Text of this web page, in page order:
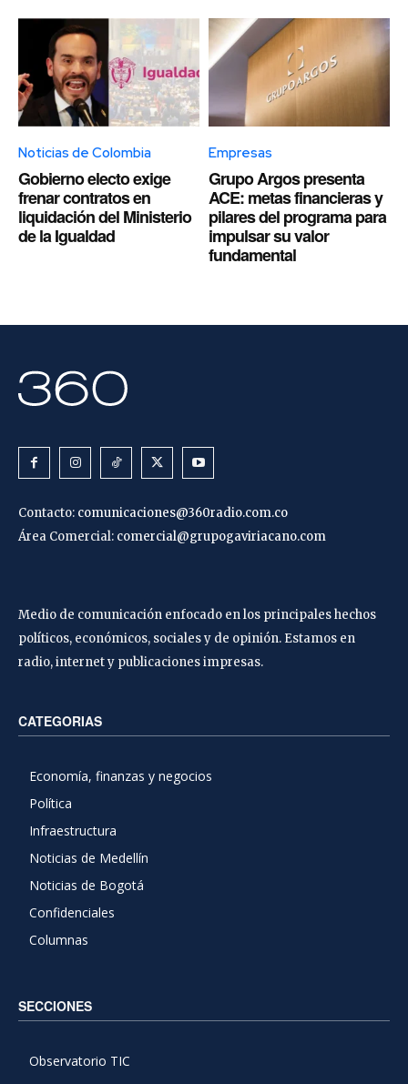
Noticias de Colombia
Gobierno electo exige
frenar contratos en
liquidación del Ministerio
de la Igualdad
Empresas
Grupo Argos presenta
ACE: metas financieras y
pilares del programa para
impulsar su valor
fundamental
Contacto: comunicaciones@360radio.com.co
Área Comercial: comercial@grupogaviriacano.com
Medio de comunicación enfocado en los principales hechos
políticos, económicos, sociales y de opinión. Estamos en
radio, internet y publicaciones impresas.
CATEGORIAS
Economía, finanzas y negocios
Política
Infraestructura
Noticias de Medellín
Noticias de Bogotá
Confidenciales
Columnas
SECCIONES
Observatorio TIC